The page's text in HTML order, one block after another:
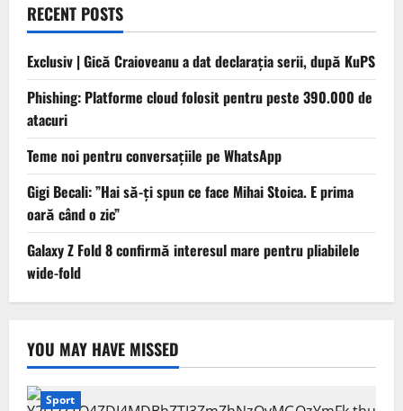
RECENT POSTS
Exclusiv | Gică Craioveanu a dat declarația serii, după KuPS
Phishing: Platforme cloud folosit pentru peste 390.000 de
atacuri
Teme noi pentru conversațiile pe WhatsApp
Gigi Becali: ”Hai să-ți spun ce face Mihai Stoica. E prima
oară când o zic”
Galaxy Z Fold 8 confirmă interesul mare pentru pliabilele
wide-fold
YOU MAY HAVE MISSED
Sport